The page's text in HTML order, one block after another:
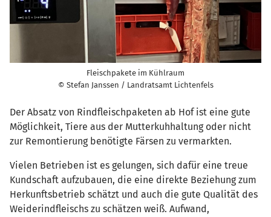
Fleischpakete im Kühlraum
© Stefan Janssen / Landratsamt Lichtenfels
Der Absatz von Rindfleischpaketen ab Hof ist eine gute
Möglichkeit, Tiere aus der Mutterkuhhaltung oder nicht
zur Remontierung benötigte Färsen zu vermarkten.
Vielen Betrieben ist es gelungen, sich dafür eine treue
Kundschaft aufzubauen, die eine direkte Beziehung zum
Herkunftsbetrieb schätzt und auch die gute Qualität des
Weiderindfleischs zu schätzen weiß. Aufwand,